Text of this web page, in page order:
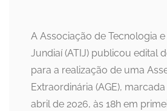
A Associação de Tecnologia
Jundiaí (ATIJ) publicou edital
para a realização de uma
Extraordinária (AGE),
abril de 2026, às 18h em